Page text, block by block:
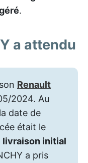
.
a attendu
Renault
2024. Au
date de
était le
livraison initial
a pris